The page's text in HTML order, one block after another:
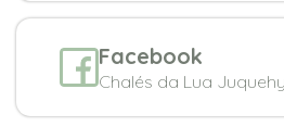
Facebook
Chalés da Lua Juquehy